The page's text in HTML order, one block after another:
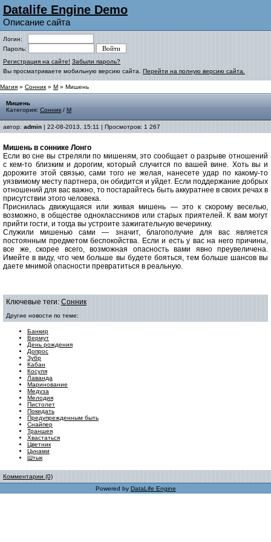
Datalife Engine Demo
Описание сайта
Логин:
Пароль:
Регистрация на сайте! Забыли пароль?
Вы просматриваете мобильную версию сайта. Перейти на полную версию сайта.
Магия » Сонник » М » Мишень
Мишень
Категория: Сонник / М
автор: admin | 22-08-2013, 15:11 | Просмотров: 1 267
Мишень в соннике Лонго
Если во сне вы стреляли по мишеням, это сообщает о разрыве отношений
с кем-то близким и дорогим, который случится по вашей вине. Хоть вы и
дорожите этой связью, сами того не желая, нанесете удар по какому-то
уязвимому месту партнера, он обидится и уйдет. Если поддержание добрых
отношений для вас важно, то постарайтесь быть аккуратнее в своих речах в
присутствии этого человека.
Приснилась движущаяся или живая мишень — это к скорому веселью,
возможно, в обществе одноклассников или старых приятелей. К вам могут
прийти гости, и тогда вы устроите зажигательную вечеринку.
Служили мишенью сами — значит, благополучие для вас является
постоянным предметом беспокойства. Если и есть у вас на него причины,
все же, скорее всего, возможная опасность вами явно преувеличена.
Имейте в виду, что чем больше вы будете бояться, тем больше шансов вы
даете мнимой опасности превратиться в реальную.
Ключевые теги: Сонник
Другие новости по теме:
Банкир
Вермут
День рождения
Допрос
Зубр
Кабан
Косуля
Лаванда
Маринование
Медуза
Мелодия
Пистолет
Покидать
Предупрежденным быть
Снайпер
Траншея
Хвастаться
Цветник
Цунами
Штык
Комментарии (0)
Powered by DataLife Engine